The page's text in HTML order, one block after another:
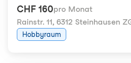
CHF 160pro Monat
Rainstr. 11, 6312 Steinhausen
Hobbyraum